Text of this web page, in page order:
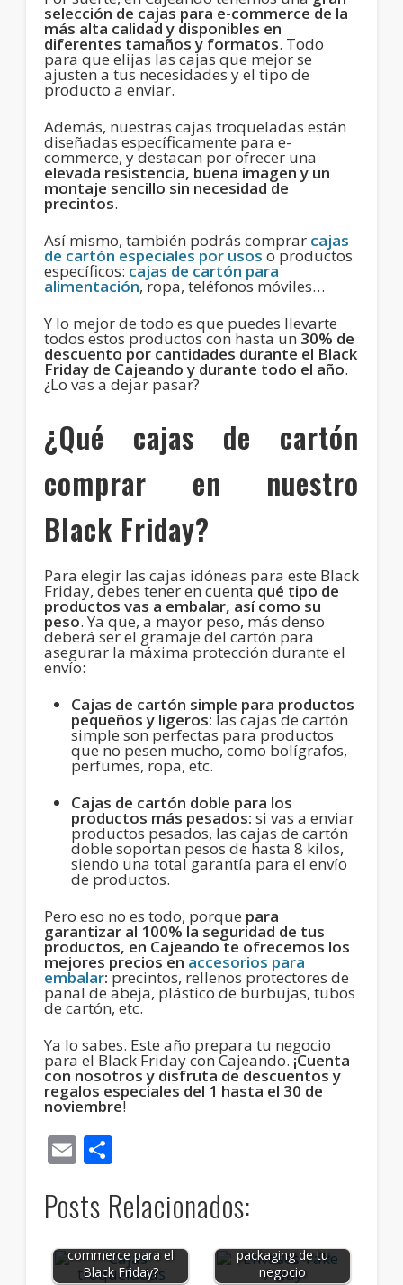
selección de cajas para e-commerce de la
más alta calidad y disponibles en
diferentes tamaños y formatos. Todo
para que elijas las cajas que mejor se
ajusten a tus necesidades y el tipo de
producto a enviar.
Además, nuestras cajas troqueladas están
diseñadas específicamente para e-
commerce, y destacan por ofrecer una
elevada resistencia, buena imagen y un
montaje sencillo sin necesidad de
precintos.
Así mismo, también podrás comprar cajas
de cartón especiales por usos o productos
específicos: cajas de cartón para
alimentación, ropa, teléfonos móviles…
Y lo mejor de todo es que puedes llevarte
todos estos productos con hasta un 30% de
descuento por cantidades durante el Black
Friday de Cajeando y durante todo el año.
¿Lo vas a dejar pasar?
¿Qué cajas de cartón
comprar en nuestro
Black Friday?
Para elegir las cajas idóneas para este Black
Friday, debes tener en cuenta qué tipo de
productos vas a embalar, así como su
peso. Ya que, a mayor peso, más denso
deberá ser el gramaje del cartón para
asegurar la máxima protección durante el
envío:
Cajas de cartón simple para productos
pequeños y ligeros: las cajas de cartón
simple son perfectas para productos
que no pesen mucho, como bolígrafos,
perfumes, ropa, etc.
Cajas de cartón doble para los
productos más pesados: si vas a enviar
productos pesados, las cajas de cartón
doble soportan pesos de hasta 8 kilos,
siendo una total garantía para el envío
de productos.
Pero eso no es todo, porque para
garantizar al 100% la seguridad de tus
productos, en Cajeando te ofrecemos los
mejores precios en accesorios para
embalar:precintos, rellenos protectores de
panal de abeja, plástico de burbujas, tubos
de cartón, etc.
Ya lo sabes. Este año prepara tu negocio
para el Black Friday con Cajeando.¡Cuenta
con nosotros y disfruta de descuentos y
regalos especiales del 1 hasta el 30 de
noviembre!
EmailCompartir
Posts Relacionados:
commerce para el
Black Friday?
Tipos de cajas de
packaging de tu
negocio